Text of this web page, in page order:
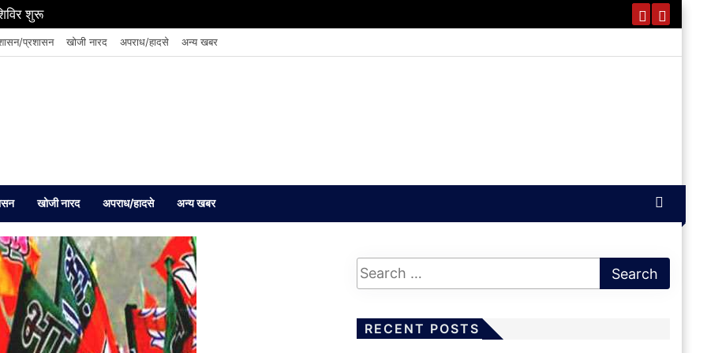
शुरू
प्रशासन खोजी नारद अपराध/हादसे अन्य खबर
खोजी नारद अपराध/हादसे अन्य खबर
RECENT POSTS